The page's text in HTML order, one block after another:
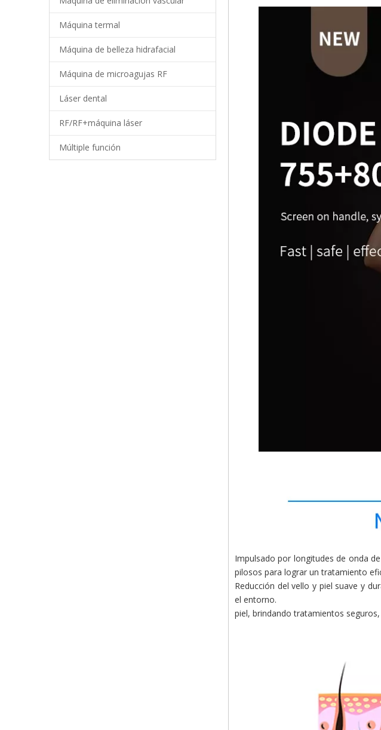
Máquina termal
Máquina de belleza hidrafacial
Máquina de microagujas RF
Láser dental
RF/RF+máquina láser
Múltiple función
Impulsado por longitudes de onda
pilosos para lograr un tratamiento
Reducción del vello y piel suave y
el entorno.
piel, brindando tratamientos